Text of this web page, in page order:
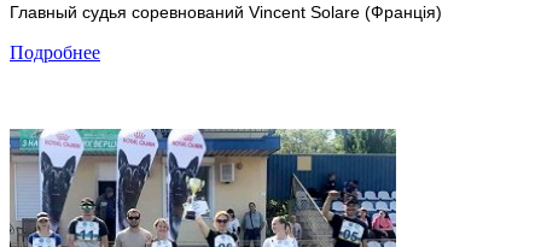
Главный судья соревнований Vincent Solare (Франція)
Подробнее